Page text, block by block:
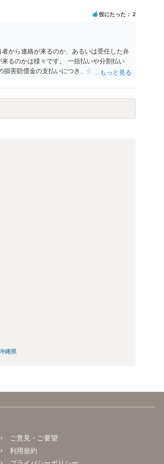
役にたった 2
から連絡が来るのか、あるいは受任した弁
るのかは様々です。 一括払いや分割払い
害賠償金の支払いにつき、分割払いに合意
されることも検討ください。
縄県
ご意見・ご要望
利用規約